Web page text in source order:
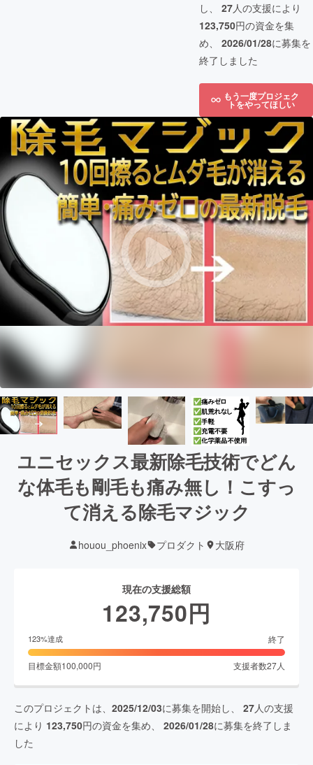
し、 27人の支援により
123,750円の資金を集
め、 2026/01/28に募集を
終了しました
もう一度プロジェク
トをやってほしい
ユニセックス最新除毛技術でどん
な体毛も剛毛も痛み無し！こすっ
て消える除毛マジック
houou_phoenix プロダクト 大阪府
現在の支援総額
123,750円
123%達成 終了
目標金額100,000円 支援者数27人
このプロジェクトは、 2025/12/03に募集を開始し、 27人の支援
により 123,750円の資金を集め、 2026/01/28に募集を終了しま
した